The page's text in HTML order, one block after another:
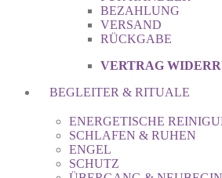
BEZAHLUNG
VERSAND
RÜCKGABE
VERTRAG
BEGLEITER & RITUALE
ENERGETISCHE
SCHLAFEN & RUHEN
ENGEL
SCHUTZ